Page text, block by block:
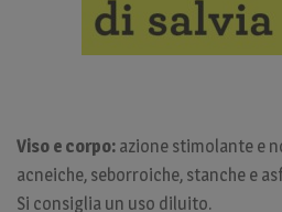
Viso e corpo: azione stimolante e
acneiche, seborroiche, stanche e
Si consiglia un uso diluito.